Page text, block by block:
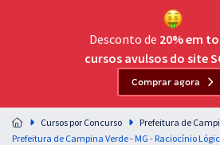
Assinatura OAB Até Passar
Acesso ilimitado a toda preparação para o Exame
Residências Multiprofissionais
Preparação completa e intensiva para as
residências em saúde do Brasil
Desconto de 20% em
cursos avulsos do site
Comprar agora
Cursos por Concurso
Prefeitura de